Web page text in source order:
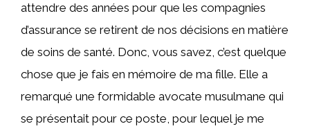
attendre des années pour que les compagnies
d’assurance se retirent de nos décisions en matière
de soins de santé. Donc, vous savez, c’est quelque
chose que je fais en mémoire de ma fille. Elle a
remarqué une formidable avocate musulmane qui
se présentait pour ce poste, pour lequel je me